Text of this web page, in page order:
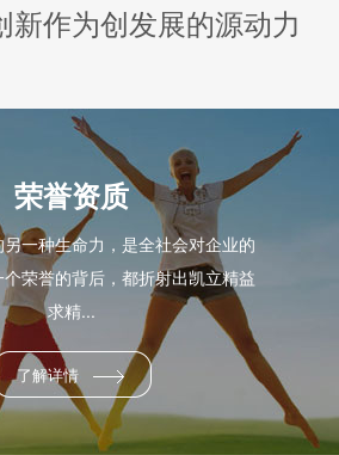
新作为创发展的源动力
荣誉资质
一种生命力，是全社会对企业的
荣誉的背后，都折射出凯立精益
求精...
了解详情